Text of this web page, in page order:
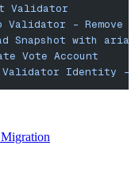
Validator
Validator - Remove
Snapshot with
Vote Account
Validator Identity -